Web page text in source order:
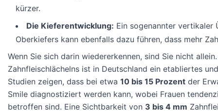
kürzer.
Die Kieferentwicklung: Ein sogenannter vertikaler
Oberkiefers kann ebenfalls dazu führen, dass mehr
Wenn Sie sich darin wiedererkennen, sind Sie nicht
Zahnfleischlächelns ist in Deutschland ein etabliertes
Studien zeigen, dass bei etwa 10 bis 15 Prozent der
Smile diagnostiziert werden kann, wobei Frauen
betroffen sind. Eine Sichtbarkeit von 3 bis 4 mm